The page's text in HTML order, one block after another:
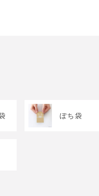
ぽち袋